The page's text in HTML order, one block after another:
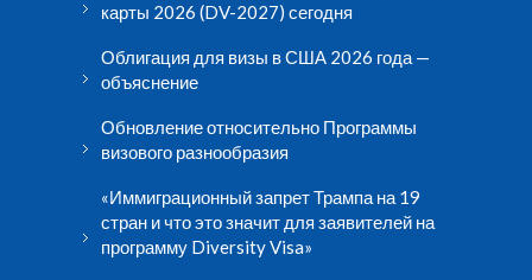
карты 2026 (DV-2027) сегодня
Облигация для визы в США 2026 года —
объяснение
Обновление относительно Программы
визового разнообразия
«Иммиграционный запрет Трампа на 19
стран и что это значит для заявителей на
программу Diversity Visa»